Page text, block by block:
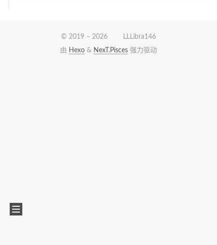
© 2019 –2026
LLLibra146
由 Hexo & NexT.Pisces 强力驱动